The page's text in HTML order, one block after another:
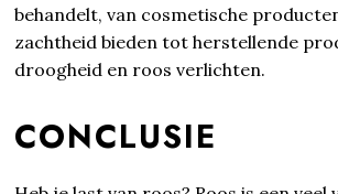
behandelt, van cosmetische
zachtheid bieden tot herstellende
droogheid en roos verlichten.
CONCLUSIE